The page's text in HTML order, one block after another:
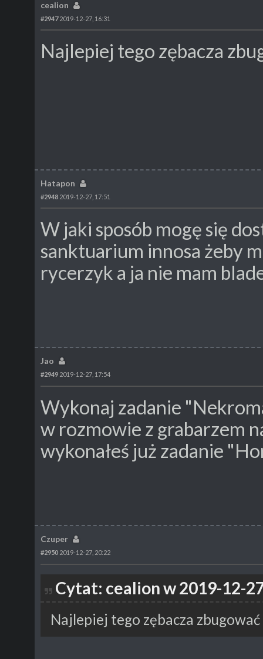
cealion
#29472019-12-27, 16:31
Najlepiej tego zębacza
Hatapon
#2948 2019-12-27, 17:51
W jaki sposób mogę się
sanktuarium innosa żeby
rycerzyk a ja nie mam
Jao
#2949 2019-12-27, 17:54
Wykonaj zadanie
w rozmowie z grabarzem
wykonałeś już zadanie
Czuper
#2950 2019-12-27, 20:22
Cytat: cealion w 2019-12-
Najlepiej tego zębacza